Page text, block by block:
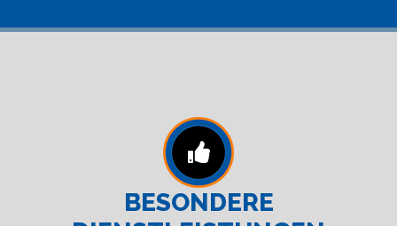
BESONDERE